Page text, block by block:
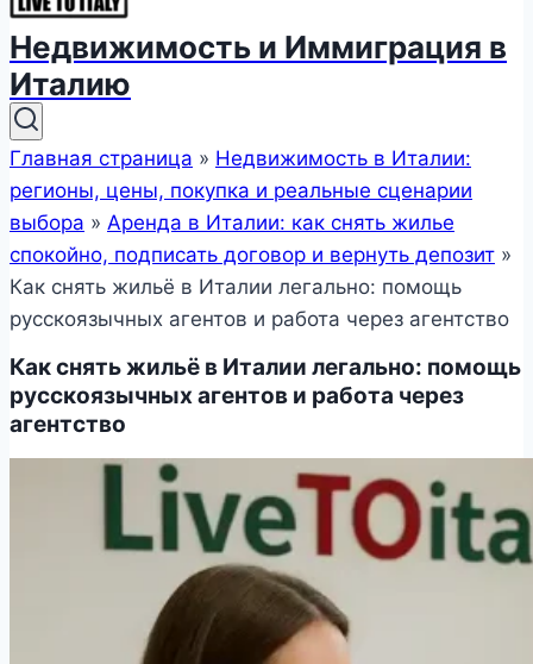
Недвижимость и Иммиграция в
Италию
Главная страница » Недвижимость в Италии:
регионы, цены, покупка и реальные сценарии
выбора » Аренда в Италии: как снять жилье
спокойно, подписать договор и вернуть депозит »
Как снять жильё в Италии легально: помощь
русскоязычных агентов и работа через агентство
Как снять жильё в Италии легально: помощь
русскоязычных агентов и работа через
агентство